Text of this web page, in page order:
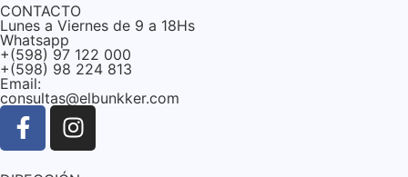
CONTACTO
Lunes a Viernes de 9 a 18Hs
Whatsapp
+(598) 97 122 000
+(598) 98 224 813
Email:
consultas@elbunkker.com